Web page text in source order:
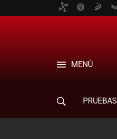
MENÚ
PRUEBAS